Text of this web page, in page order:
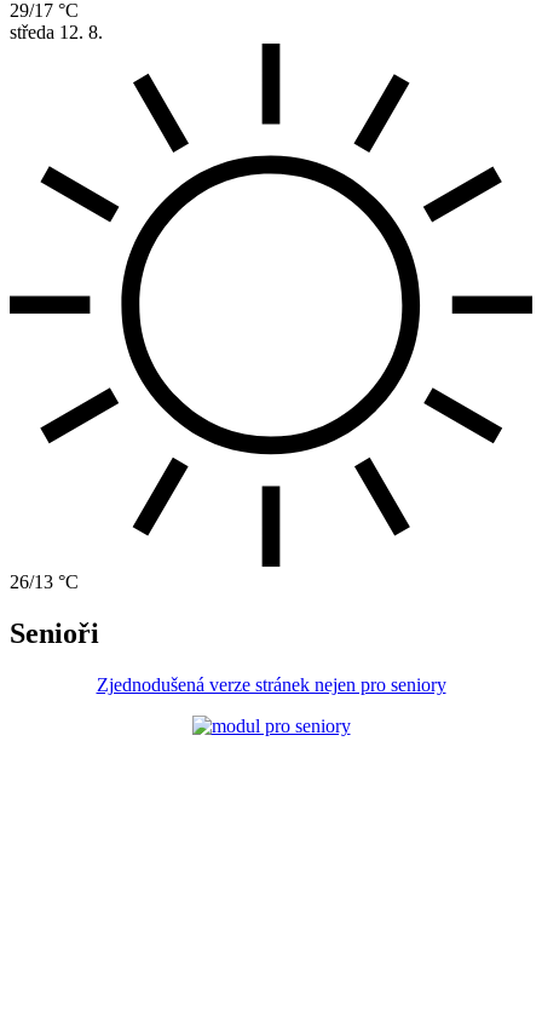
29/17 °C
středa 12. 8.
26/13 °C
Senioři
Zjednodušená verze stránek nejen pro seniory